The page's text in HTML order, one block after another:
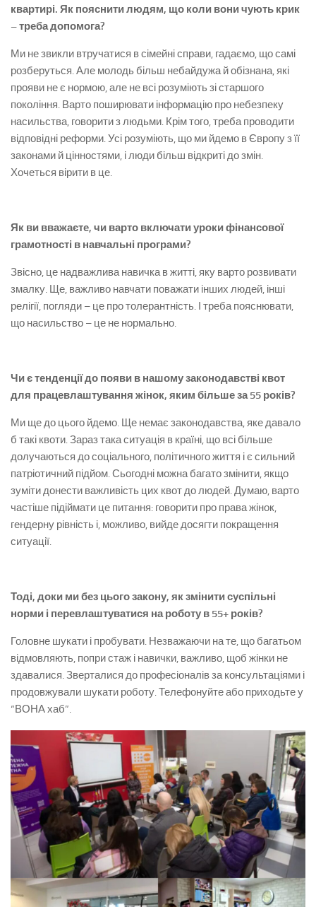
квартирі. Як пояснити людям, що коли вони чують крик
– треба допомога?
Ми не звикли втручатися в сімейні справи, гадаємо, що самі
розберуться. Але молодь більш небайдужа й обізнана, які
прояви не є нормою, але не всі розуміють зі старшого
покоління. Варто поширювати інформацію про небезпеку
насильства, говорити з людьми. Крім того, треба проводити
відповідні реформи. Усі розуміють, що ми йдемо в Європу з її
законами й цінностями, і люди більш відкриті до змін.
Хочеться вірити в це.
Як ви вважаєте, чи варто включати уроки фінансової
грамотності в навчальні програми?
Звісно, це надважлива навичка в житті, яку варто розвивати
змалку. Ще, важливо навчати поважати інших людей, інші
релігії, погляди – це про толерантність. І треба пояснювати,
що насильство – це не нормально.
Чи є тенденції до появи в нашому законодавстві квот
для працевлаштування жінок, яким більше за 55 років?
Ми ще до цього йдемо. Ще немає законодавства, яке давало
б такі квоти. Зараз така ситуація в країні, що всі більше
долучаються до соціального, політичного життя і є сильний
патріотичний підйом. Сьогодні можна багато змінити, якщо
зуміти донести важливість цих квот до людей. Думаю, варто
частіше підіймати це питання: говорити про права жінок,
гендерну рівність і, можливо, вийде досягти покращення
ситуації.
Тоді, доки ми без цього закону, як змінити суспільні
норми і перевлаштуватися на роботу в 55+ років?
Головне шукати і пробувати. Незважаючи на те, що багатьом
відмовляють, попри стаж і навички, важливо, щоб жінки не
здавалися. Зверталися до професіоналів за консультаціями і
продовжували шукати роботу. Телефонуйте або приходьте у
“ВОНА хаб”.